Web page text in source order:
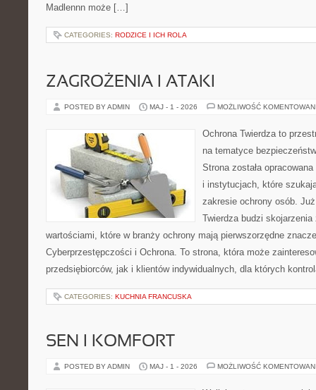
Madlennn może […]
CATEGORIES: RODZICE I ICH ROLA
ZAGROŻENIA I ATAKI
POSTED BY ADMIN MAJ - 1 - 2026 MOŻLIWOŚĆ
Ochrona Twierdza to
na tematyce
Strona została
i instytucjach, które
zakresie ochrony osób.
Twierdza budzi
wartościami, które w branży ochrony mają pierwszorzędne
Cyberprzestępczości i Ochrona. To strona, która może
przedsiębiorców, jak i klientów indywidualnych, dla których
CATEGORIES: KUCHNIA FRANCUSKA
SEN I KOMFORT
POSTED BY ADMIN MAJ - 1 - 2026 MOŻLIWOŚĆ